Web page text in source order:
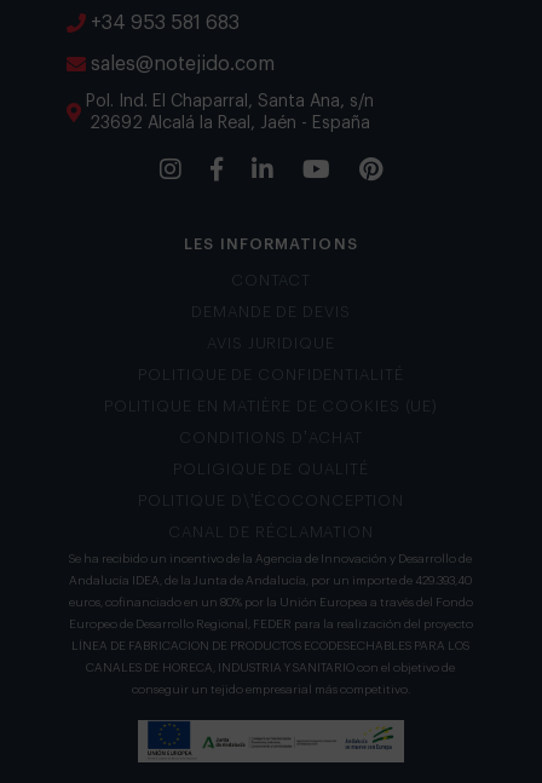
+34 953 581 683
sales@notejido.com
Pol. Ind. El Chaparral, Santa Ana, s/n
23692 Alcalá la Real, Jaén - España
LES INFORMATIONS
CONTACT
DEMANDE DE DEVIS
AVIS JURIDIQUE
POLITIQUE DE CONFIDENTIALITÉ
POLITIQUE EN MATIÈRE DE COOKIES (UE)
CONDITIONS D’ACHAT
POLIGIQUE DE QUALITÉ
POLITIQUE D\’ÉCOCONCEPTION
CANAL DE RÉCLAMATION
Se ha recibido un incentivo de la Agencia de Innovación y Desarrollo de
Andalucía IDEA, de la Junta de Andalucía, por un importe de 429.393,40
euros, cofinanciado en un 80% por la Unión Europea a través del Fondo
Europeo de Desarrollo Regional, FEDER para la realización del proyecto
LÍNEA DE FABRICACION DE PRODUCTOS ECODESECHABLES PARA LOS
CANALES DE HORECA, INDUSTRIA Y SANITARIO con el objetivo de
conseguir un tejido empresarial más competitivo.